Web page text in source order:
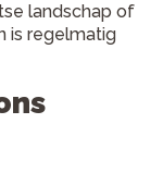
landschap of
is regelmatig